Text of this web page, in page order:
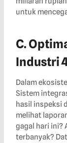
untuk
C.
Industri
Dalam
Sistem
hasil inspeksi
melihat
gagal hari ini?
terbanyak?